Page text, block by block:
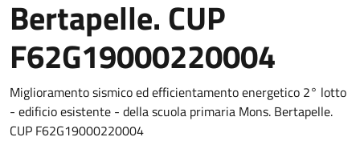
Bertapelle. CUP
F62G19000220004
Miglioramento sismico ed efficientamento energetico 2° lotto
- edificio esistente - della scuola primaria Mons. Bertapelle.
CUP F62G19000220004